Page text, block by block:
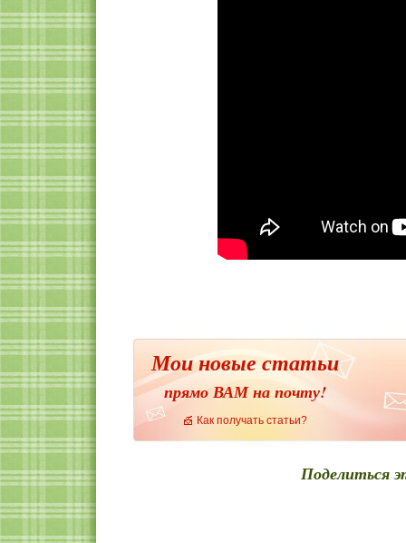
Мои новые статьи
прямо ВАМ на почту!
Как получать статьи?
Поделиться